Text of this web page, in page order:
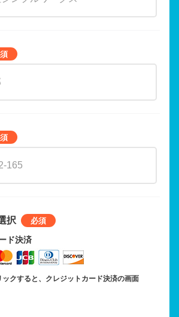
択
ド決済
クすると、クレジットカード決済の画面